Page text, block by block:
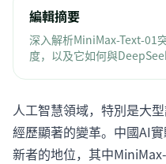
編輯摘要
深入解析MiniMax-Text-01
度，以及它如何與
人工智慧領域，特別是大
經歷顯著的變革。中國AI
新者的地位，其中